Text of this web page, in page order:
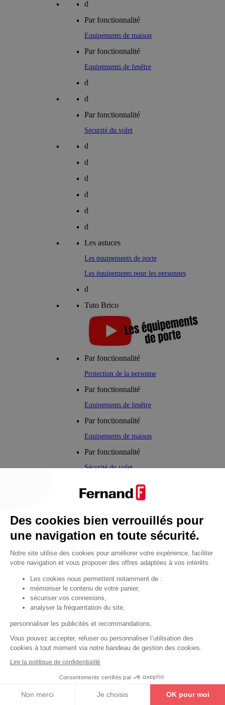
d
Par fonctionnalité
Equipements de maison
Par fonctionnalité
Equipements de fenêtre
d
d
Par fonctionnalité
Sécurité du volet
d
d
d
d
d
d
Les astuces
Les équipements de porte
Les équipements pour les personnes
d
Tuto Brico
Par fonctionnalité
Protection de la personne
Par fonctionnalité
Equipements de fenêtre
Par fonctionnalité
Equipements de maison
Par fonctionnalité
Sécurité du volet
Par fonctionnalité
Cendrier
Par fonctionnalité
Equipements de porte
•Judas de porte
Fermes-portes
•Arrêts de porte
•Butoirs de porte
• Charnières de porte
• Accessoires de fixation
Les astuces
Les équipements de porte
Les équipements pour les personnes
Des cookies bien verrouillés pour
une navigation en toute sécurité.
Notre site utilise des cookies pour améliorer votre expérience, faciliter
votre navigation et vous proposer des offres adaptées à vos intérêts.
Les cookies nous permettent notamment de :
mémoriser le contenu de votre panier,
sécuriser vos connexions,
analyser la fréquentation du site,
personnaliser les publicités et recommandations.
Vous pouvez accepter, refuser ou personnaliser l’utilisation des
cookies à tout moment via notre bandeau de gestion des cookies.
Lire la politique de confidentialité
Consentements certifiés par
Non merci Je choisis OK pour moi